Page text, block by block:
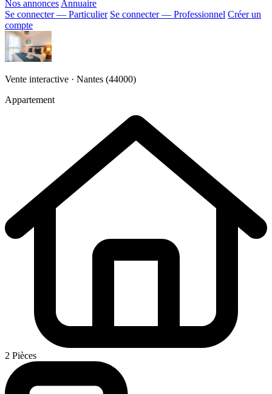
Nos annonces Annuaire
Se connecter — Particulier Se connecter — Professionnel Créer un
compte
Vente interactive · Nantes (44000)
Appartement
2 Pièces